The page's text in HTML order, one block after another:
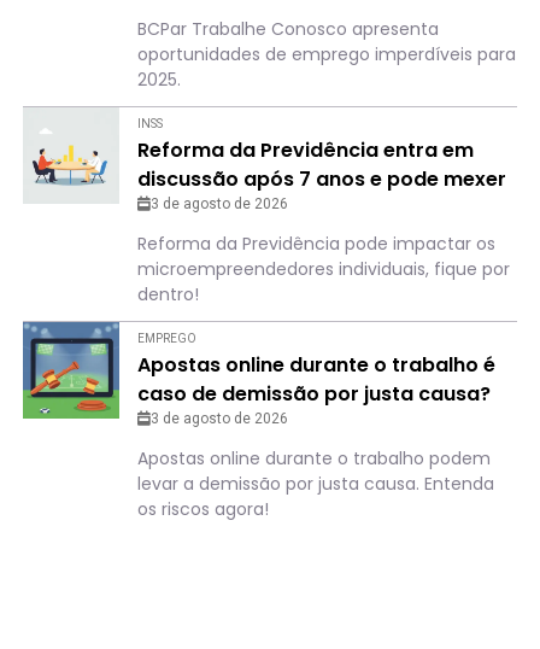
BCPar Trabalhe Conosco apresenta
oportunidades de emprego imperdíveis para
2025.
INSS
Reforma da Previdência entra em
discussão após 7 anos e pode mexer
com o bolso de quem é MEI
3 de agosto de 2026
Reforma da Previdência pode impactar os
microempreendedores individuais, fique por
dentro!
EMPREGO
Apostas online durante o trabalho é
caso de demissão por justa causa?
Entenda o que pode acontecer
3 de agosto de 2026
Apostas online durante o trabalho podem
levar a demissão por justa causa. Entenda
os riscos agora!